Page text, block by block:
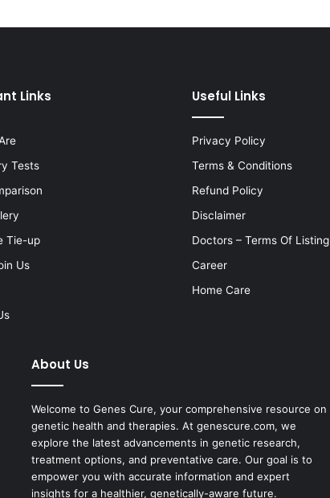
Links
Tests
Tie-up
Us
Useful Links
Privacy Policy
Terms & Conditions
Refund Policy
Disclaimer
Doctors – Terms Of Listing
Career
Home Care
About Us
Welcome to Genes Cure, your comprehensive resource on
genetic health and therapies. At genescure.com, we
explore the latest advancements in genetic research,
treatment options, and preventative care. Our goal is to
empower you with accurate information and expert
insights for a healthier, genetically-aware future.